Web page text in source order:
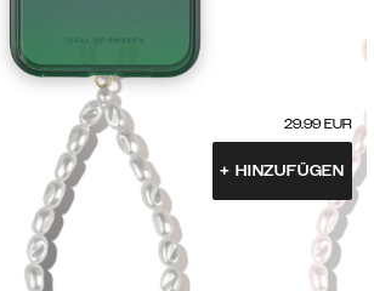
29.99 EUR
+ HINZUFÜGEN